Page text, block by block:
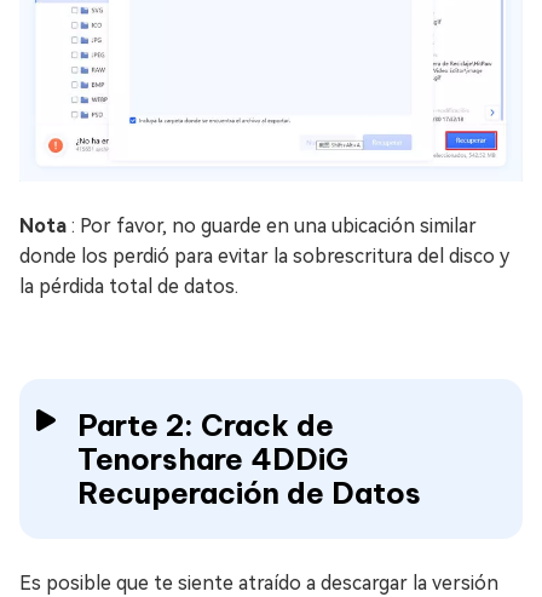
Nota : Por favor, no guarde en una ubicación similar
donde los perdió para evitar la sobrescritura del disco y
la pérdida total de datos.
Parte 2: Crack de
Tenorshare 4DDiG
Recuperación de Datos
Es posible que te siente atraído a descargar la versión